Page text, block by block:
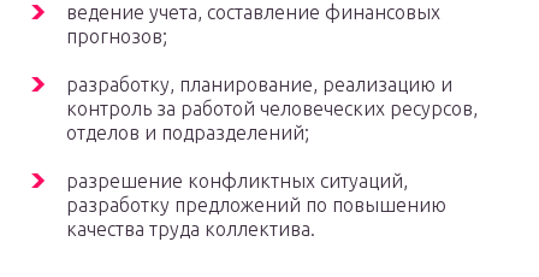
ведение учета, составление финансовых
прогнозов;
разработку, планирование, реализацию и
контроль за работой человеческих ресурсов,
отделов и подразделений;
разрешение конфликтных ситуаций,
разработку предложений по повышению
качества труда коллектива.